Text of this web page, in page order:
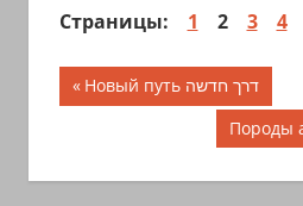
Страницы: 1 2 3 4
Навигация
записям
Предыдущая
запись;
Новый путь דרך חדשה
запись:
Породы